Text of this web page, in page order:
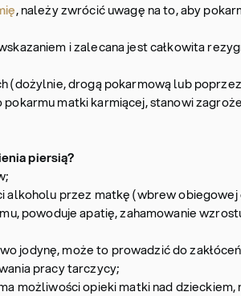
, należy zwrócić uwagę na to, aby
i zalecana jest całkowita
(dożylnie, drogą pokarmową lub
matki karmiącej, stanowi
piersią?
alkoholu przez matkę (wbrew obiegowej
powoduje apatię, zahamowanie
jodynę, może to prowadzić do zakłóceń
pracy tarczycy;
możliwości opieki matki nad dzieckiem,